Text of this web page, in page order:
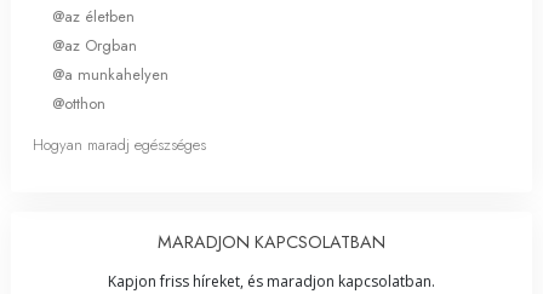
@az életben
@az Orgban
@a munkahelyen
@otthon
Hogyan maradj egészséges
MARADJON KAPCSOLATBAN
Kapjon friss híreket, és maradjon kapcsolatban.